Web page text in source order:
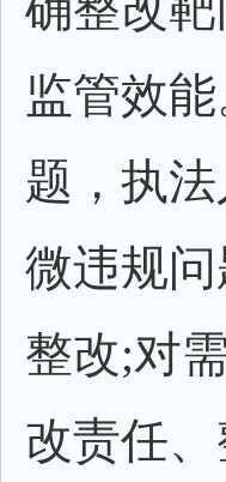
监管效
题，执
微违规
整改;对
改责任